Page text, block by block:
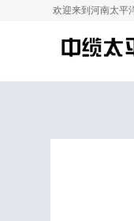
欢迎来到河南太平